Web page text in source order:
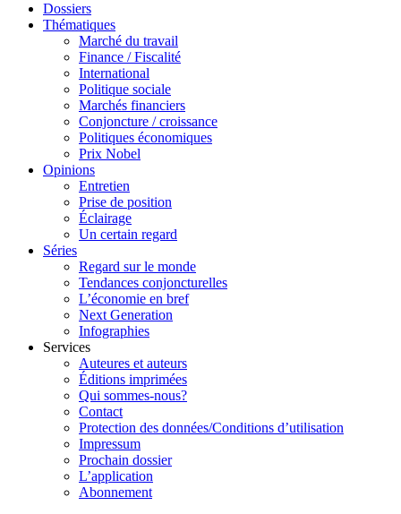
Dossiers
Thématiques
Marché du travail
Finance / Fiscalité
International
Politique sociale
Marchés financiers
Conjoncture / croissance
Politiques économiques
Prix Nobel
Opinions
Entretien
Prise de position
Éclairage
Un certain regard
Séries
Regard sur le monde
Tendances conjoncturelles
L’économie en bref
Next Generation
Infographies
Services
Auteures et auteurs
Éditions imprimées
Qui sommes-nous?
Contact
Protection des données/Conditions d’utilisation
Impressum
Prochain dossier
L’application
Abonnement